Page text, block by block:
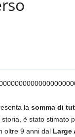
la somma di
storia, è stato stimato
oltre 9 anni dal Large